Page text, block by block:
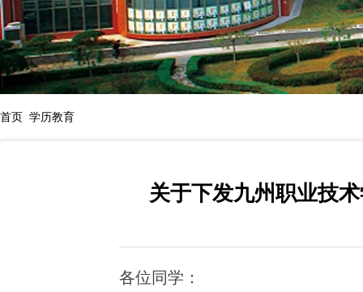
首页 学历教育
关于下发九州职业技
各位同学：